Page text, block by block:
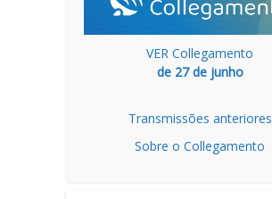
VER Collegamento
de 27 de junho
Transmissões anteriores
Sobre o Collegamento